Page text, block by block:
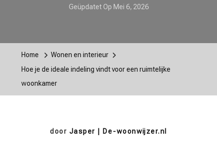
Geüpdatet Op Mei 6, 2026
Home
Wonen en interieur
Hoe je de ideale indeling vindt voor een ruimtelijke
woonkamer
door Jasper | De-woonwijzer.nl